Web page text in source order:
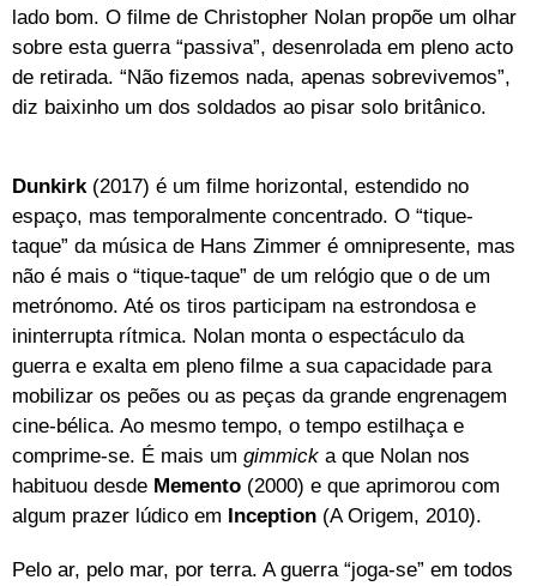
lado bom. O filme de Christopher Nolan propõe um olhar
sobre esta guerra “passiva”, desenrolada em pleno acto
de retirada. “Não fizemos nada, apenas sobrevivemos”,
diz baixinho um dos soldados ao pisar solo britânico.
Dunkirk(2017) é um filme horizontal, estendido no
espaço, mas temporalmente concentrado. O “tique-
taque” da música de Hans Zimmer é omnipresente, mas
não é mais o “tique-taque” de um relógio que o de um
metrónomo. Até os tiros participam na estrondosa e
ininterrupta rítmica. Nolan monta o espectáculo da
guerra e exalta em pleno filme a sua capacidade para
mobilizar os peões ou as peças da grande engrenagem
cine-bélica. Ao mesmo tempo, o tempo estilhaça e
comprime-se. É mais um gimmick a que Nolan nos
habituou desde Memento (2000) e que aprimorou com
algum prazer lúdico em Inception (A Origem, 2010).
Pelo ar, pelo mar, por terra. A guerra “joga-se” em todos